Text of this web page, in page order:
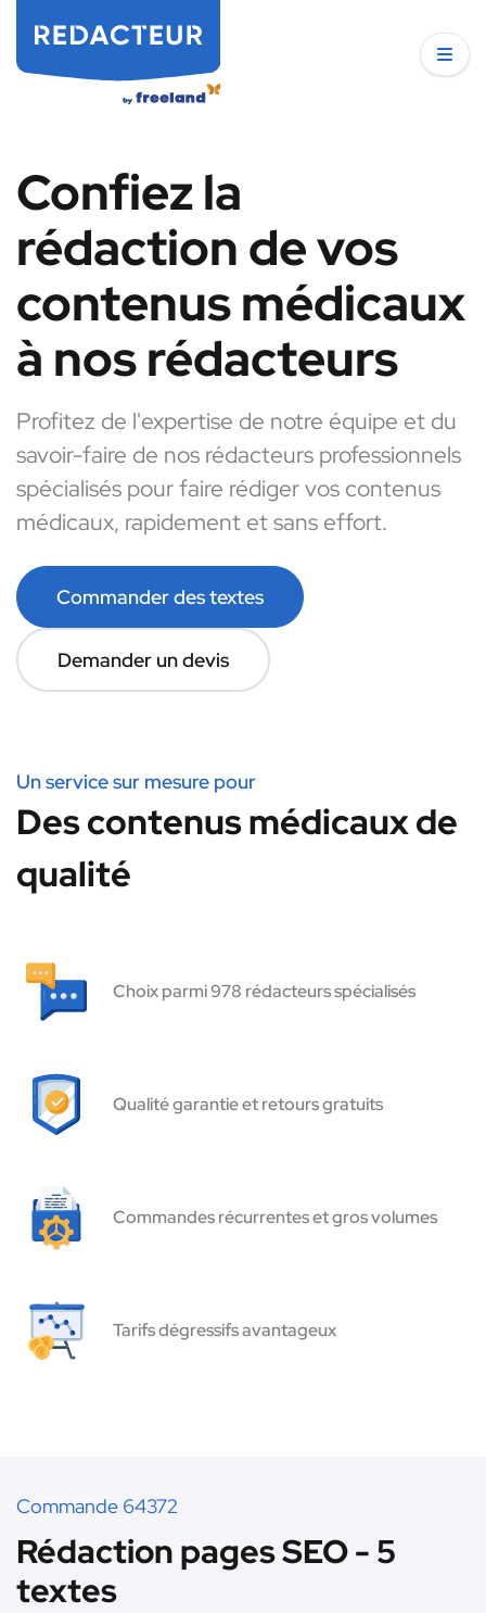
Confiez la
rédaction de vos
contenus médicaux
à nos rédacteurs
Profitez de l'expertise de notre équipe et du
savoir-faire de nos rédacteurs professionnels
spécialisés pour faire rédiger vos contenus
médicaux, rapidement et sans effort.
Commander des textes
Demander un devis
Un service sur mesure pour
Des contenus médicaux de
qualité
Choix parmi 978 rédacteurs spécialisés
Qualité garantie et retours gratuits
Commandes récurrentes et gros volumes
Tarifs dégressifs avantageux
Commande 64372
Rédaction pages SEO - 5
textes